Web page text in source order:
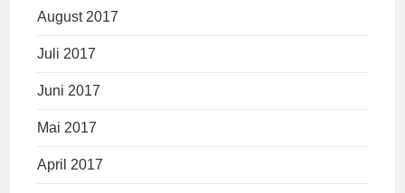
August 2017
Juli 2017
Juni 2017
Mai 2017
April 2017